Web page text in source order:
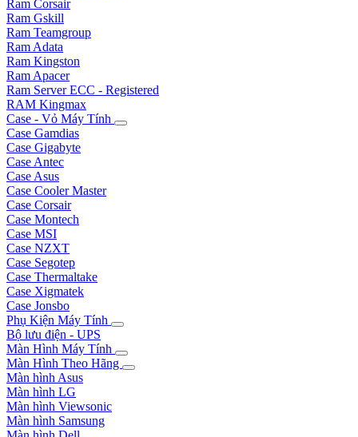
Ram Corsair
Ram Gskill
Ram Teamgroup
Ram Adata
Ram Kingston
Ram Apacer
Ram Server ECC - Registered
RAM Kingmax
Case - Vỏ Máy Tính
Case Gamdias
Case Gigabyte
Case Antec
Case Asus
Case Cooler Master
Case Corsair
Case Montech
Case MSI
Case NZXT
Case Segotep
Case Thermaltake
Case Xigmatek
Case Jonsbo
Phụ Kiện Máy Tính
Bộ lưu điện - UPS
Màn Hình Máy Tính
Màn Hình Theo Hãng
Màn hình Asus
Màn hình LG
Màn hình Viewsonic
Màn hình Samsung